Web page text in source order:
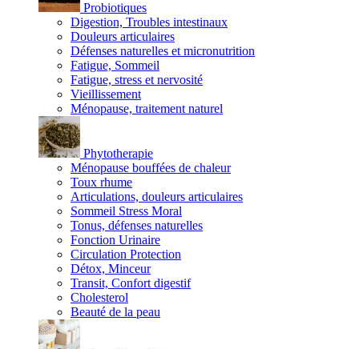
Probiotiques
Digestion, Troubles intestinaux
Douleurs articulaires
Défenses naturelles et micronutrition
Fatigue, Sommeil
Fatigue, stress et nervosité
Vieillissement
Ménopause, traitement naturel
Phytotherapie
Ménopause bouffées de chaleur
Toux rhume
Articulations, douleurs articulaires
Sommeil Stress Moral
Tonus, défenses naturelles
Fonction Urinaire
Circulation Protection
Détox, Minceur
Transit, Confort digestif
Cholesterol
Beauté de la peau